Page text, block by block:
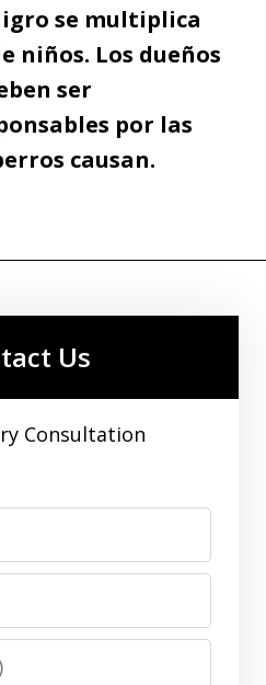
se multiplica
niños. Los dueños
ser
por las
causan.
Us
Consultation